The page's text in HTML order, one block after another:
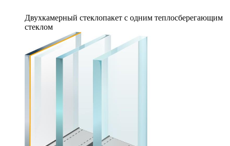
Двухкамерный стеклопакет с одним теплосберегающим
стеклом